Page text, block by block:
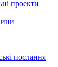
проекти
послання